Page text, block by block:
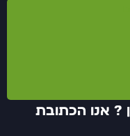
אנו הכתובת